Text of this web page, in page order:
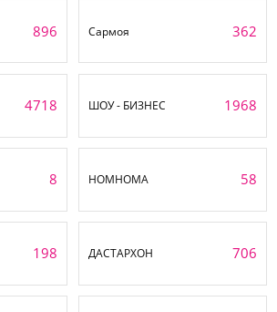
896 Сармоя 362
4718 ШОУ - БИЗНЕС 1968
8 НОМНОМА 58
198 ДАСТАРХОН 706